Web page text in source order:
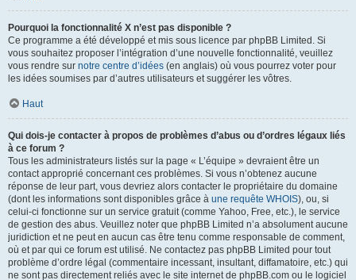
Pourquoi la fonctionnalité X n’est pas disponible ?
Ce programme a été développé et mis sous licence par phpBB Limited. Si
vous souhaitez proposer l’intégration d’une nouvelle fonctionnalité, veuillez
vous rendre sur notre centre d’idées (en anglais) où vous pourrez voter pour
les idées soumises par d’autres utilisateurs et suggérer les vôtres.
Haut
Qui dois-je contacter à propos de problèmes d’abus ou d’ordres légaux liés
à ce forum ?
Tous les administrateurs listés sur la page « L’équipe » devraient être un
contact approprié concernant ces problèmes. Si vous n’obtenez aucune
réponse de leur part, vous devriez alors contacter le propriétaire du domaine
(dont les informations sont disponibles grâce à une requête WHOIS), ou, si
celui-ci fonctionne sur un service gratuit (comme Yahoo, Free, etc.), le service
de gestion des abus. Veuillez noter que phpBB Limited n’a absolument aucune
juridiction et ne peut en aucun cas être tenu comme responsable de comment,
où et par qui ce forum est utilisé. Ne contactez pas phpBB Limited pour tout
problème d’ordre légal (commentaire incessant, insultant, diffamatoire, etc.) qui
ne sont pas directement reliés avec le site internet de phpBB.com ou le logiciel